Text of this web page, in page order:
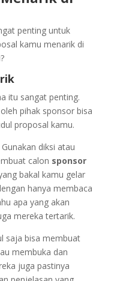
penting untuk
kamu menarik di
itu sangat penting.
pihak sponsor bisa
proposal kamu.
diksi atau
calon sponsor
bakal kamu gelar
hanya membaca
apa yang akan
mereka tertarik.
saja bisa membuat
membuka dan
juga pastinya